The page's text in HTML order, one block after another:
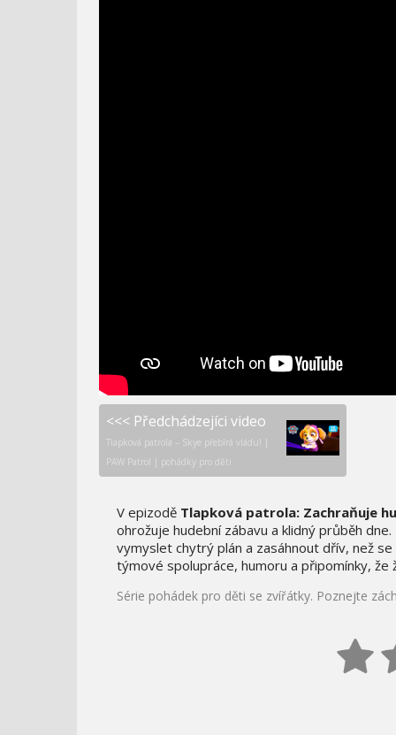
<<< Předchádzejíci video
Tlapková patrola – Skye přebírá vládu! |
PAW Patrol | pohádky pro děti
V epizodě Tlapková patrola: Zachraňuje
ohrožuje hudební zábavu a klidný průběh
vymyslet chytrý plán a zasáhnout dřív, než se
týmové spolupráce, humoru a připomínky, že
Série pohádek pro děti se zvířátky. Poznejte